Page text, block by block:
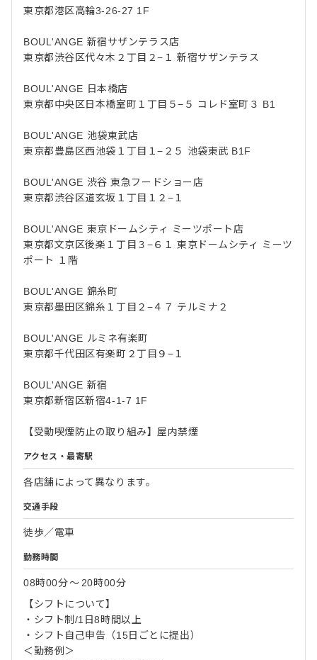
東京都港区高輪3-26-27 1F
BOUL'ANGE 新宿サザンテラス店
東京都渋谷区代々木２丁目２−１ 新宿サザンテラス
BOUL'ANGE 日本橋店
東京都中央区日本橋室町１丁目５−５ コレド室町３ B1
BOUL'ANGE 池袋東武店
東京都豊島区西池袋１丁目１−２５ 池袋東武 B1F
BOUL'ANGE 渋谷 東急フードショー店
東京都渋谷区道玄坂１丁目１２−１
BOUL'ANGE 東京ドームシティ ミーツポート店
東京都文京区後楽１丁目３−６１ 東京ドームシティ ミーツ
ポート １階
BOUL'ANGE 錦糸町
東京都墨田区錦糸１丁目２−４７ テルミナ２
BOUL'ANGE ルミネ有楽町
東京都千代田区有楽町２丁目９−１
BOUL'ANGE 新宿
東京都新宿区新宿4-1-7 1F
【受動喫煙防止の取り組み】屋内禁煙
アクセス・最寄駅
各店舗によって異なります。
交通手段
徒歩／電車
勤務時間
08時00分〜20時00分
【シフトについて】
・シフト制/1日8時間以上
・シフト自己申告（15日ごとに提出）
＜勤務例＞